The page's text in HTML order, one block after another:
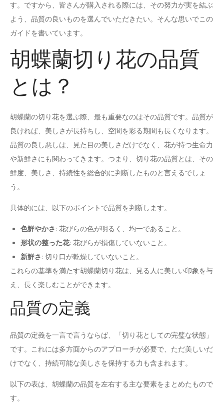
す。ですから、皆さんが購入される際には、その努力が実を結ぶ
よう、品質の良いものを選んでいただきたい。そんな思いでこの
ガイドを書いています。
胡蝶蘭切り花の品質
とは？
胡蝶蘭の切り花を選ぶ際、最も重要なのはその品質です。品質が
良ければ、美しさが長持ちし、空間を彩る期間も長くなります。
品質の良し悪しは、見た目の美しさだけでなく、花が持つ生命力
や新鮮さにも関わってきます。つまり、切り花の品質とは、その
鮮度、美しさ、持続性を総合的に判断したものと言えるでしょ
う。
具体的には、以下のポイントで品質を判断します。
色鮮やかさ: 花びらの色が明るく、均一であること。
形状の整った花: 花びらが損傷していないこと。
新鮮さ: 切り口が乾燥していないこと。
これらの基準を満たす胡蝶蘭切り花は、見る人に美しい印象を与
え、長く楽しむことができます。
品質の定義
品質の定義を一言で言うならば、「切り花としての完璧な状態」
です。これには多方面からのアプローチが必要で、ただ美しいだ
けでなく、持続可能な美しさを保持する力も含まれます。
以下の表は、胡蝶蘭の品質を左右する主な要素をまとめたもので
す。